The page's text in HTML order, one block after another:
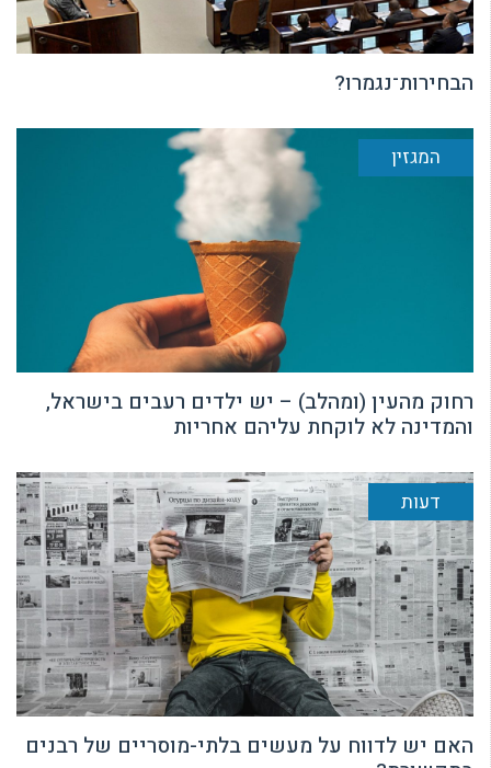
הבחירות־נגמרו?
המגזין
רחוק מהעין (ומהלב) – יש ילדים רעבים בישראל,
והמדינה לא לוקחת עליהם אחריות
דעות
האם יש לדווח על מעשים בלתי-מוסריים של רבנים